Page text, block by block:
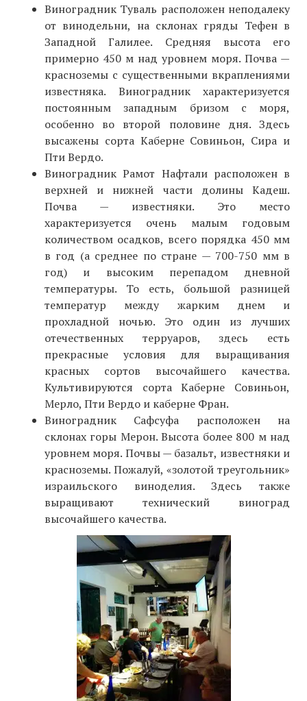
Виноградник Туваль расположен неподалеку
от винодельни, на склонах гряды Тефен в
Западной Галилее. Средняя высота его
примерно 450 м над уровнем моря. Почва —
красноземы с существенными вкраплениями
известняка. Виноградник характеризуется
постоянным западным бризом с моря,
особенно во второй половине дня. Здесь
высажены сорта Каберне Совиньон, Сира и
Пти Вердо.
Виноградник Рамот Нафтали расположен в
верхней и нижней части долины Кадеш.
Почва — известняки. Это место
характеризуется очень малым годовым
количеством осадков, всего порядка 450 мм
в год (а среднее по стране — 700-750 мм в
год) и высоким перепадом дневной
температуры. То есть, большой разницей
температур между жарким днем и
прохладной ночью. Это один из лучших
отечественных терруаров, здесь есть
прекрасные условия для выращивания
красных сортов высочайшего качества.
Культивируются сорта Каберне Совиньон,
Мерло, Пти Вердо и каберне Фран.
Виноградник Сафсуфа расположен на
склонах горы Мерон. Высота более 800 м над
уровнем моря. Почвы — базальт, известняки и
красноземы. Пожалуй, «золотой треугольник»
израильского виноделия. Здесь также
выращивают технический виноград
высочайшего качества.